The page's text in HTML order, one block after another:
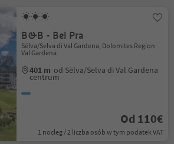
B&B - Bel Pra
Sëlva/Selva di Val Gardena, Dolomites Region
Val Gardena
401 m od Sëlva/Selva di Val Gardena
centrum
Od 110€
1 nocleg / 2 liczba osób w tym podatek VAT